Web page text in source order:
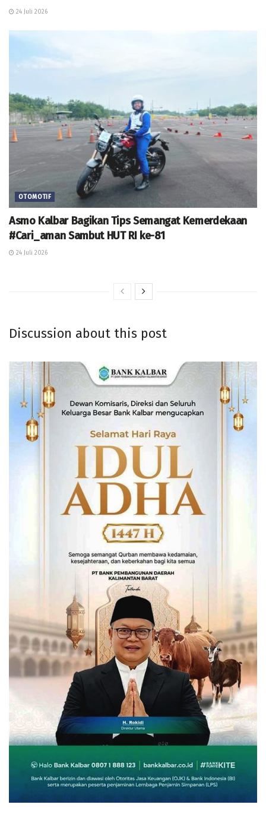
24 Juli 2026
OTOMOTIF
Asmo Kalbar Bagikan Tips Semangat Kemerdekaan
#Cari_aman Sambut HUT RI ke-81
24 Juli 2026
Discussion about this post